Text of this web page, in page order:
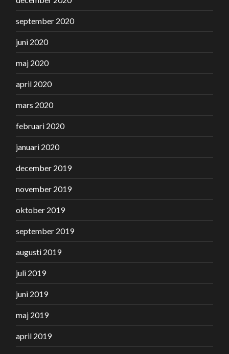
september 2020
juni 2020
maj 2020
april 2020
mars 2020
februari 2020
januari 2020
december 2019
november 2019
oktober 2019
september 2019
augusti 2019
juli 2019
juni 2019
maj 2019
april 2019